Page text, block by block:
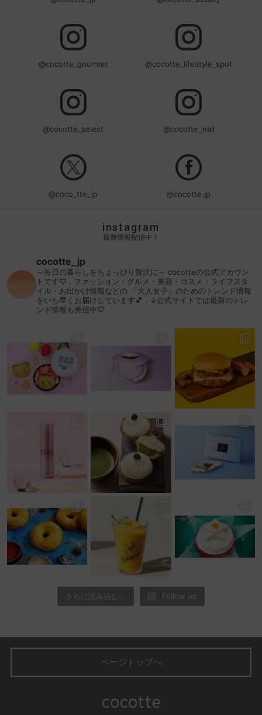
@cocotte_gourmet @cocotte_lifestyle_spot
@cocotte_select @cocotte_nail
@coco_tte_jp @cocotte.jp
instagram
最新情報配信中！
cocotte_jp
～毎日の暮らしをちょっぴり贅沢に～ cocotteの公式アカウン
トです♡
ファッション・グルメ・美容・コスメ・ライフスタ
イル・お出かけ情報などの 「大人女子」のためのトレンド情報
をいち早くお届けしています💕
↓公式サイトでは最新のトレ
ンド情報も発信中♡
さらに読み込む... Follow us
ページトップへ